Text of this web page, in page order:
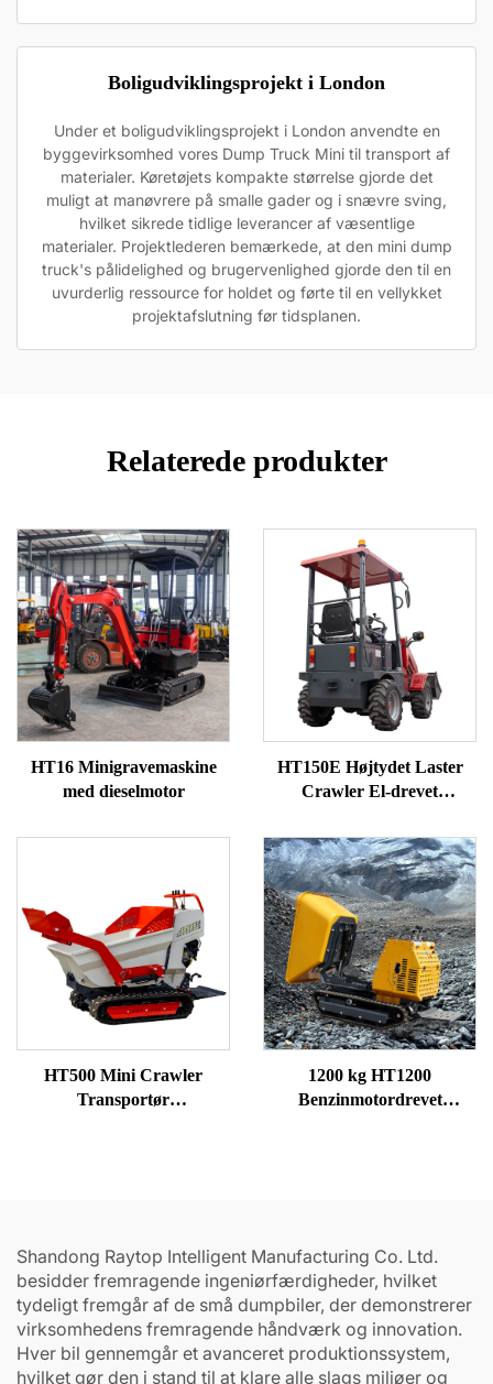
Boligudviklingsprojekt i London
Under et boligudviklingsprojekt i London anvendte en
byggevirksomhed vores Dump Truck Mini til transport af
materialer. Køretøjets kompakte størrelse gjorde det
muligt at manøvrere på smalle gader og i snævre sving,
hvilket sikrede tidlige leverancer af væsentlige
materialer. Projektlederen bemærkede, at den mini dump
truck's pålidelighed og brugervenlighed gjorde den til en
uvurderlig ressource for holdet og førte til en vellykket
projektafslutning før tidsplanen.
Relaterede produkter
HT16 Minigravemaskine
med dieselmotor
HT150E Højtydet Laster
Crawler El-drevet
HT500 Mini Crawler
Transportør
1200 kg HT1200
Benzinmotordrevet
Shandong Raytop Intelligent Manufacturing Co. Ltd.
besidder fremragende ingeniørfærdigheder, hvilket
tydeligt fremgår af de små dumpbiler, der demonstrerer
virksomhedens fremragende håndværk og innovation.
Hver bil gennemgår et avanceret produktionssystem,
hvilket gør den i stand til at klare alle slags miljøer og